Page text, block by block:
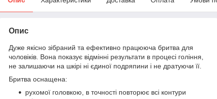
Опис
Дуже якісно зібраний та ефективно працююча бритва для
чоловіків. Вона показує відмінні результати в процесі гоління,
не залишаючи на шкірі ні єдиної подряпини і не дратуючи її.
Бритва оснащена:
рухомої головкою, в точності повторює всі контури